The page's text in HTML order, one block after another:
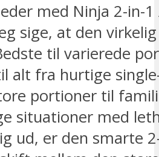
med Ninja 2-in-
sige, at den
til varierede
alt fra hurtige
portioner til
situationer med
ud, er den smarte